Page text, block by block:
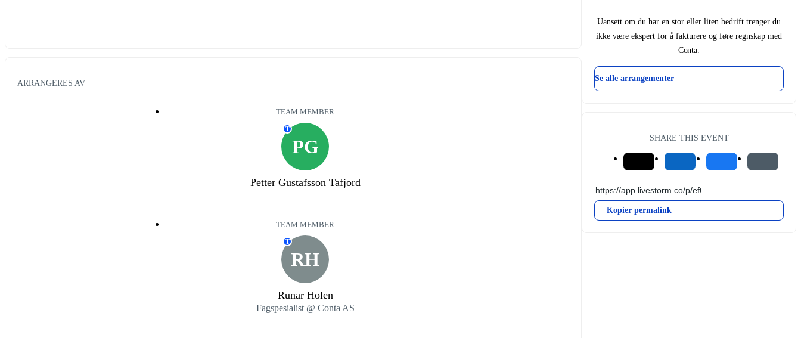
ARRANGERES AV
TEAM MEMBER
PG
T
Petter Gustafsson Tafjord
TEAM MEMBER
RH
T
Runar Holen
Fagspesialist @ Conta AS
Uansett om du har en stor eller liten bedrift trenger du
ikke være ekspert for å fakturere og føre regnskap med
Conta.
Se alle arrangementer
SHARE THIS EVENT
Kopier permalink